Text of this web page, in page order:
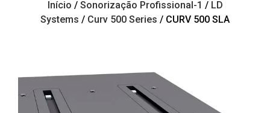
Início / Sonorização Profissional-1 / LD
Systems / Curv 500 Series / CURV 500 SLA